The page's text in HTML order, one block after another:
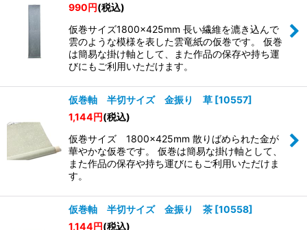
990円(税込)
仮巻サイズ1800×425mm 長い繊維を漉き込んで
雲のような模様を表した雲竜紙の仮巻です。 仮巻
は簡易な掛け軸として、また作品の保存や持ち運
びにもご利用いただけます。
仮巻軸 半切サイズ 金振り 草 [10557]
1,144円(税込)
仮巻サイズ 1800×425mm 散りばめられた金が
華やかな仮巻です。 仮巻は簡易な掛け軸として、
また作品の保存や持ち運びにもご利用いただけま
す。
仮巻軸 半切サイズ 金振り 茶 [10558]
1,144円(税込)